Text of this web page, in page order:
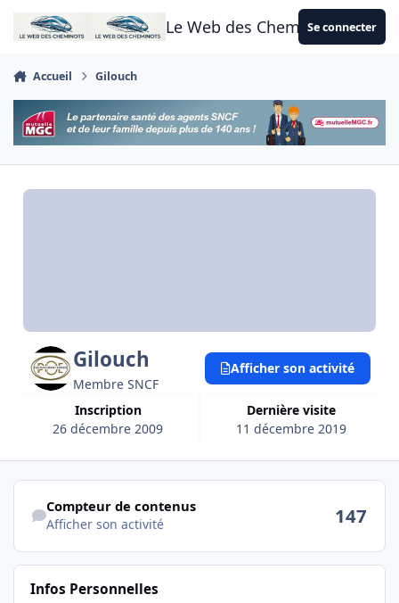
Aller au contenu
Le Web des CheminotsSe connecter
Accueil Gilouch
Gilouch
Membre SNCF
Inscription
26 décembre 2009
Dernière visite
11 décembre 2019
Afficher son activité
Afficher son activité
Compteur de contenus
Afficher son activité 147
Infos Personnelles